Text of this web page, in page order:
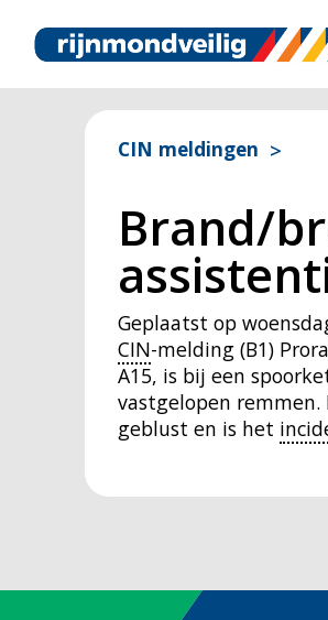
CIN meldingen
Brand/
Geplaatst op
CIN-melding (B1)
A15, is bij een
vastgelopen
geblust en is het